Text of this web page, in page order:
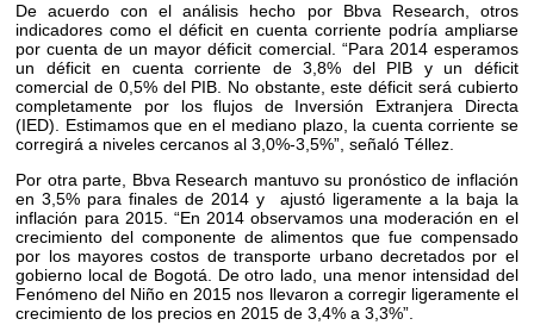
De acuerdo con el análisis hecho por Bbva Research, otros
indicadores como el déficit en cuenta corriente podría ampliarse
por cuenta de un mayor déficit comercial. “Para 2014 esperamos
un déficit en cuenta corriente de 3,8% del PIB y un déficit
comercial de 0,5% del PIB. No obstante, este déficit será cubierto
completamente por los flujos de Inversión Extranjera Directa
(IED). Estimamos que en el mediano plazo, la cuenta corriente se
corregirá a niveles cercanos al 3,0%-3,5%”, señaló Téllez.
Por otra parte, Bbva Research mantuvo su pronóstico de inflación
en 3,5% para finales de 2014 y ajustó ligeramente a la baja la
inflación para 2015. “En 2014 observamos una moderación en el
crecimiento del componente de alimentos que fue compensado
por los mayores costos de transporte urbano decretados por el
gobierno local de Bogotá. De otro lado, una menor intensidad del
Fenómeno del Niño en 2015 nos llevaron a corregir ligeramente el
crecimiento de los precios en 2015 de 3,4% a 3,3%”.